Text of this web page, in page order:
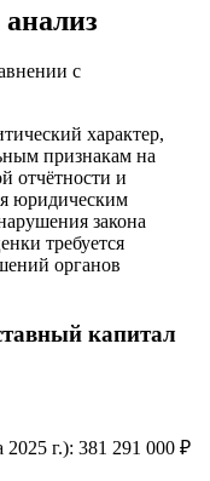
с
характер,
признакам на
отчётности и
юридическим
закона
требуется
органов
капитал
г.): 381 291 000 ₽